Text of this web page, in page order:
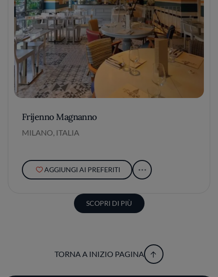
Frijenno Magnanno
MILANO, ITALIA
AGGIUNGI AI PREFERITI
SCOPRI DI PIÙ
TORNA A INIZIO PAGINA